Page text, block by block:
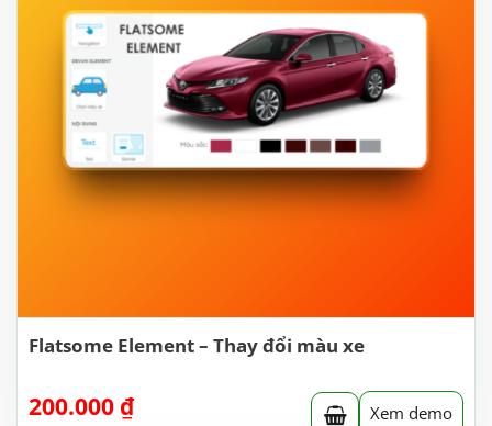
Flatsome Element – Thay đổi màu xe
200.000 ₫ Xem demo